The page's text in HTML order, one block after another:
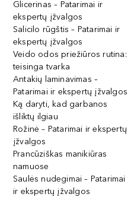
Glicerinas – Patarimai ir
ekspertų įžvalgos
Salicilo rūgštis – Patarimai ir
ekspertų įžvalgos
Veido odos priežiūros rutina:
teisinga tvarka
Antakių laminavimas –
Patarimai ir ekspertų įžvalgos
Ką daryti, kad garbanos
išliktų ilgiau
Rožinė – Patarimai ir ekspertų
įžvalgos
Prancūziškas manikiūras
namuose
Saulės nudegimai – Patarimai
ir ekspertų įžvalgos